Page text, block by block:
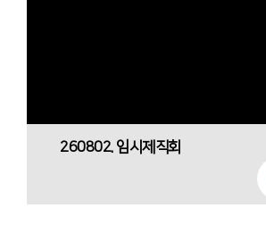
260802. 임시제직회